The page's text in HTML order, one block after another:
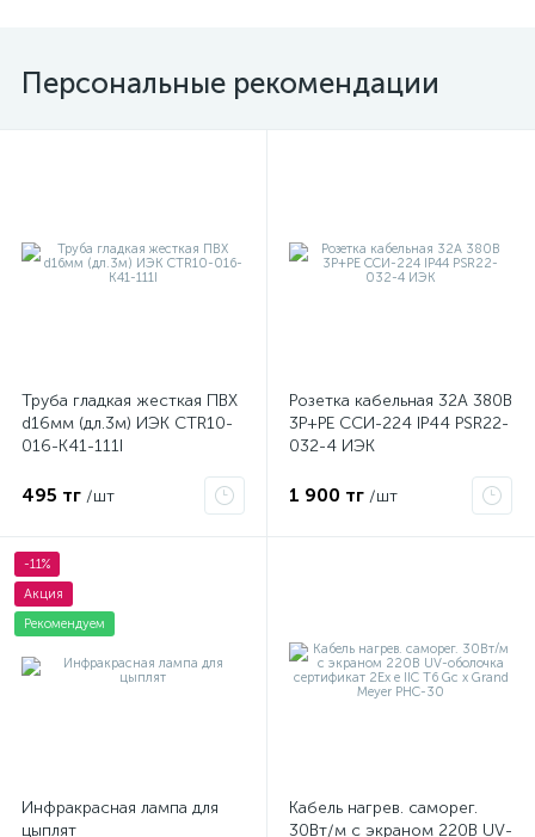
Персональные рекомендации
Труба гладкая жесткая ПВХ
d16мм (дл.3м) ИЭК CTR10-
016-K41-111I
495 тг /шт
Розетка кабельная 32А 380В
3P+PЕ ССИ-224 IP44 PSR22-
032-4 ИЭК
1 900 тг /шт
-11%
Акция
Рекомендуем
Инфракрасная лампа для
цыплят
Кабель нагрев. саморег.
30Вт/м с экраном 220В UV-